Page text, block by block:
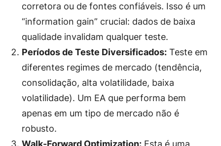
corretora ou de fontes confiáveis. Isso é um
“information gain” crucial: dados de baixa
qualidade invalidam qualquer teste.
Períodos de Teste Diversificados: Teste em
diferentes regimes de mercado (tendência,
consolidação, alta volatilidade, baixa
volatilidade). Um EA que performa bem
apenas em um tipo de mercado não é
robusto.
Walk-Forward Optimization: Esta é uma